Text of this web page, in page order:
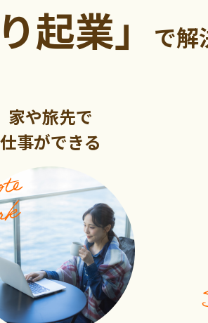
起業」 で解
家や旅先で
仕事ができる